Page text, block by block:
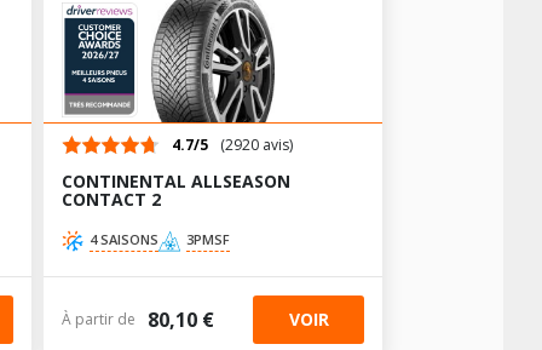
4.7/5 (2920 avis)
CONTINENTAL ALLSEASON
CONTACT 2
4 SAISONS 3PMSF
À partir de 80,10 € VOIR